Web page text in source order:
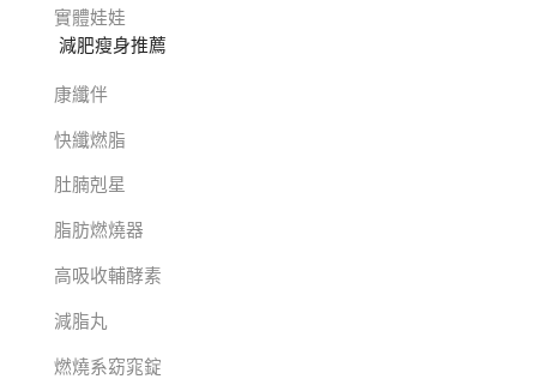
實體娃娃
減肥瘦身推薦
康纖伴
快纖燃脂
肚腩剋星
脂肪燃燒器
高吸收輔酵素
減脂丸
燃燒系窈窕錠